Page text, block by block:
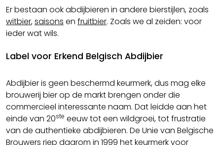
Er bestaan ook abdijbieren in andere bierstijlen, zoals
witbier,saisons en fruitbier. Zoals we al zeiden: voor
ieder wat wils.
Label voor Erkend Belgisch Abdijbier
Abdijbier is geen beschermd keurmerk, dus mag elke
brouwerij bier op de markt brengen onder die
commercieel interessante naam. Dat leidde aan het
einde van 20ste eeuw tot een wildgroei, tot frustratie
van de authentieke abdijbieren. De Unie van Belgische
Brouwers riep daarom in 1999 het keurmerk voor